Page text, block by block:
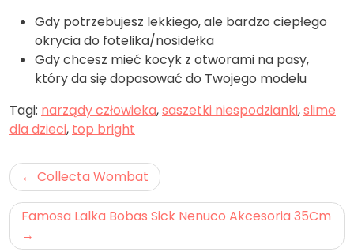
Gdy potrzebujesz lekkiego, ale bardzo ciepłego
okrycia do fotelika/nosidełka
Gdy chcesz mieć kocyk z otworami na pasy,
który da się dopasować do Twojego modelu
Tagi: narządy człowieka,saszetki niespodzianki,slime
dla dzieci, top bright
Nawigacja
wpisu
Collecta Wombat
Famosa Lalka Bobas Sick Nenuco Akcesoria 35Cm